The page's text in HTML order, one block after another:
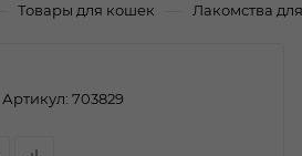
Товары для кошек Лакомства
Артикул: 703829